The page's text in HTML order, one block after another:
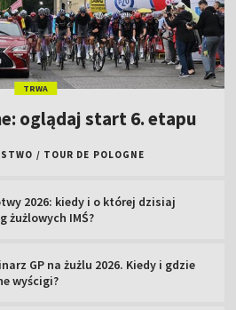
TRWA
oglądaj start 6. etapu
/ TOUR DE POLOGNE
2026: kiedy i o której dzisiaj
żużlowych IMŚ?
GP na żużlu 2026. Kiedy i gdzie
wyścigi?